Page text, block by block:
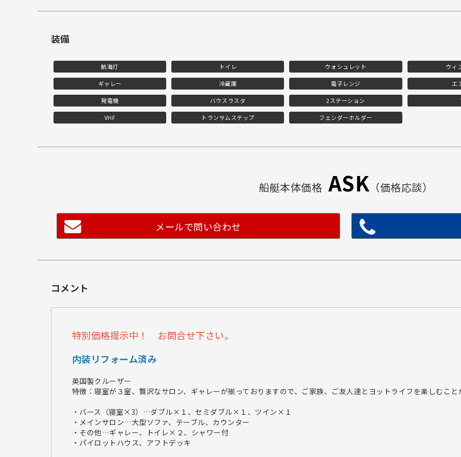
装備
航海灯 トイレ ウォシュレット ウィ
ギャレー 冷蔵庫 電子レンジ エ
発電機 バウスラスタ 2ステーション
VHF トランサムステップ フェンダーホルダー
船艇本体価格 ASK （価格応談）
メールで問い合わせ
コメント
特別価格提示中！ お問合せ下さい。
内装リフォーム済み
英国製クルーザー
特徴：寝室が３室、贅沢なサロン、ギャレーが揃っておりますので、ご家族、ご友人達とヨットライフを楽しむこと
・バース（寝室×3）…ダブル×１、セミダブル×１、ツイン×１
・メインサロン…大型ソファ、テーブル、カウンター
・その他…ギャレー、トイレ×２、シャワー付
・パイロットハウス、アフトデッキ